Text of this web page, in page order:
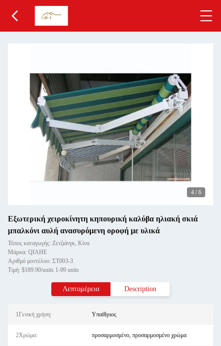
4 / 6
Εξωτερική χειροκίνητη κηπουρική καλύβα ηλιακή σκιά
μπαλκόνι αυλή ανασυρόμενη οροφή με υλικά
Τόπος καταγωγής: Ζετζιάνγκ, Κίνα
Μάρκα: QIAHE
Αριθμό μοντέλου: ΣΤ003-3
Τιμή: $189.90/units 1-99 units
Λεπτομέρεια Description
1Γενική χρήση: Υπαίθριος
2Χρώμα: προσαρμοσμένο, προσαρμοσμένο χρώμα